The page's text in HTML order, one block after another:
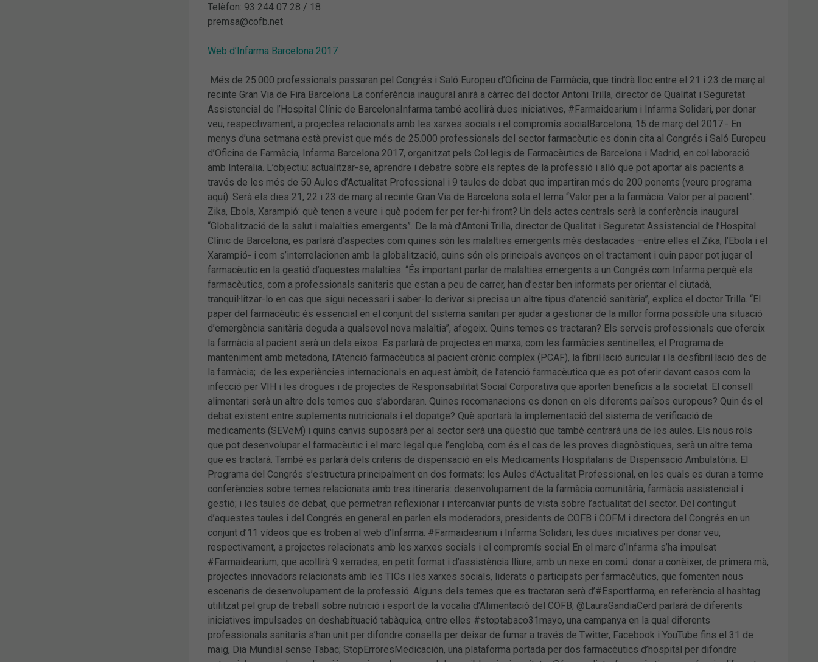
Telèfon: 93 244 07 28 / 18
premsa@cofb.net
Web d’Infarma Barcelona 2017
Més de 25.000 professionals passaran pel Congrés i Saló Europeu d’Oficina de Farmàcia, que tindrà lloc entre el 21 i 23 de març al
recinte Gran Via de Fira Barcelona La conferència inaugural anirà a càrrec del doctor Antoni Trilla, director de Qualitat i Seguretat
Assistencial de l’Hospital Clínic de BarcelonaInfarma també acollirà dues iniciatives, #Farmaidearium i Infarma Solidari, per donar
veu, respectivament, a projectes relacionats amb les xarxes socials i el compromís socialBarcelona, 15 de març del 2017.- En
menys d’una setmana està previst que més de 25.000 professionals del sector farmacèutic es donin cita al Congrés i Saló Europeu
d’Oficina de Farmàcia, Infarma Barcelona 2017, organitzat pels Col·legis de Farmacèutics de Barcelona i Madrid, en col·laboració
amb Interalia. L’objectiu: actualitzar-se, aprendre i debatre sobre els reptes de la professió i allò que pot aportar als pacients a
través de les més de 50 Aules d’Actualitat Professional i 9 taules de debat que impartiran més de 200 ponents (veure programa
aquí). Serà els dies 21, 22 i 23 de març al recinte Gran Via de Barcelona sota el lema “Valor per a la farmàcia. Valor per al pacient”.
Zika, Ebola, Xarampió: què tenen a veure i què podem fer per fer-hi front? Un dels actes centrals serà la conferència inaugural
“Globalització de la salut i malalties emergents”. De la mà d’Antoni Trilla, director de Qualitat i Seguretat Assistencial de l’Hospital
Clínic de Barcelona, es parlarà d’aspectes com quines són les malalties emergents més destacades –entre elles el Zika, l’Ebola i el
Xarampió- i com s’interrelacionen amb la globalització, quins són els principals avenços en el tractament i quin paper pot jugar el
farmacèutic en la gestió d’aquestes malalties. “És important parlar de malalties emergents a un Congrés com Infarma perquè els
farmacèutics, com a professionals sanitaris que estan a peu de carrer, han d’estar ben informats per orientar el ciutadà,
tranquil·litzar-lo en cas que sigui necessari i saber-lo derivar si precisa un altre tipus d’atenció sanitària”, explica el doctor Trilla. “El
paper del farmacèutic és essencial en el conjunt del sistema sanitari per ajudar a gestionar de la millor forma possible una situació
d’emergència sanitària deguda a qualsevol nova malaltia”, afegeix. Quins temes es tractaran? Els serveis professionals que ofereix
la farmàcia al pacient serà un dels eixos. Es parlarà de projectes en marxa, com les farmàcies sentinelles, el Programa de
manteniment amb metadona, l’Atenció farmacèutica al pacient crònic complex (PCAF), la fibril·lació auricular i la desfibril·lació des de
la farmàcia; de les experiències internacionals en aquest àmbit; de l’atenció farmacèutica que es pot oferir davant casos com la
infecció per VIH i les drogues i de projectes de Responsabilitat Social Corporativa que aporten beneficis a la societat. El consell
alimentari serà un altre dels temes que s’abordaran. Quines recomanacions es donen en els diferents països europeus? Quin és el
debat existent entre suplements nutricionals i el dopatge? Què aportarà la implementació del sistema de verificació de
medicaments (SEVeM) i quins canvis suposarà per al sector serà una qüestió que també centrarà una de les aules. Els nous rols
que pot desenvolupar el farmacèutic i el marc legal que l’engloba, com és el cas de les proves diagnòstiques, serà un altre tema
que es tractarà. També es parlarà dels criteris de dispensació en els Medicaments Hospitalaris de Dispensació Ambulatòria. El
Programa del Congrés s’estructura principalment en dos formats: les Aules d’Actualitat Professional, en les quals es duran a terme
conferències sobre temes relacionats amb tres itineraris: desenvolupament de la farmàcia comunitària, farmàcia assistencial i
gestió; i les taules de debat, que permetran reflexionar i intercanviar punts de vista sobre l’actualitat del sector. Del contingut
d’aquestes taules i del Congrés en general en parlen els moderadors, presidents de COFB i COFM i directora del Congrés en un
conjunt d’11 vídeos que es troben al web d’Infarma. #Farmaidearium i Infarma Solidari, les dues iniciatives per donar veu,
respectivament, a projectes relacionats amb les xarxes socials i el compromís social En el marc d’Infarma s’ha impulsat
#Farmaidearium, que acollirà 9 xerrades, en petit format i d’assistència lliure, amb un nexe en comú: donar a conèixer, de primera mà,
projectes innovadors relacionats amb les TICs i les xarxes socials, liderats o participats per farmacèutics, que fomenten nous
escenaris de desenvolupament de la professió. Alguns dels temes que es tractaran serà d’#Esportfarma, en referència al hashtag
utilitzat pel grup de treball sobre nutrició i esport de la vocalia d’Alimentació del COFB; @LauraGandiaCerd parlarà de diferents
iniciatives impulsades en deshabituació tabàquica, entre elles #stoptabaco31mayo, una campanya en la qual diferents
professionals sanitaris s’han unit per difondre consells per deixar de fumar a través de Twitter, Facebook i YouTube fins el 31 de
maig, Dia Mundial sense Tabac; StopErroresMedicación, una plataforma portada per dos farmacèutics d’hospital per difondre